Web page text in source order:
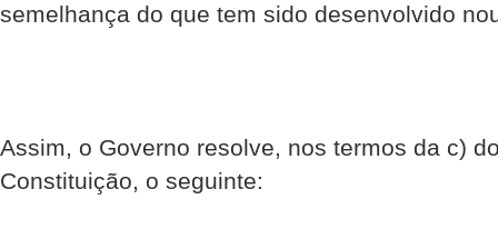
semelhança do que tem sido desenvolvido
Assim, o Governo resolve, nos termos da c)
Constituição, o seguinte: